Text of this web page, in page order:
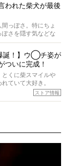
と暮らすうえで大切
いただきます。今
くん。小さい頃か
きたということで
われた柴犬が最後
っぽさ。特にちょ
さを隠す気などな
当は、中身は人間
誕！】ウ◯チ姿が
ついに完成！
くに柴スマイルや
ていて大好き。
はならない愛おしい
て“ウンチなう”の姿
ストア情報